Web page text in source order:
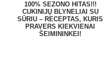
100% SEZONO HITAS!!!
CUKINIJŲ BLYNELIAI SU
SŪRIU – RECEPTAS, KURIS
PRAVERS KIEKVIENAI
ŠEIMININKEI!